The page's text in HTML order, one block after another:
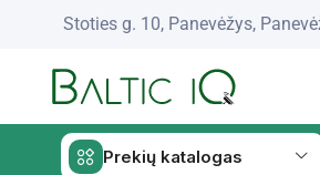
Stoties g. 10, Panevėžys,
Prekių katalogas